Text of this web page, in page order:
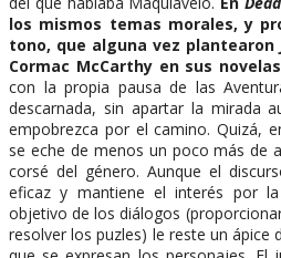
los mismos temas morales, y
tono, que alguna vez plantearon
Cormac McCarthy en sus novelas
con la propia pausa de las
descarnada, sin apartar la mirada
empobrezca por el camino. Quizá,
se eche de menos un poco más de
corsé del género. Aunque el
eficaz y mantiene el interés por
objetivo de los diálogos
resolver los puzles) le reste un ápice